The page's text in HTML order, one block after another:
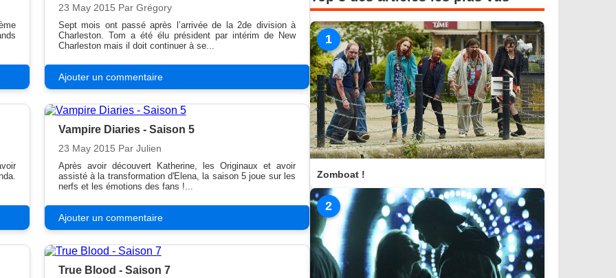
23 May 2015 Par Grégory
Sept mois ont passé après l’arrivée de la 2de division à
Charleston. Tom a été élu président par intérim de New
Charleston mais il doit continuer à se...
Ajouter un commentaire
Vampire Diaries - Saison 5
23 May 2015 Par Julien
Après avoir découvert Katherine, les Originaux et avoir
assisté à la transformation d'Elena, la saison 5 joue sur les
nerfs et les émotions des fans !...
Ajouter un commentaire
True Blood - Saison 7
1
Zomboat !
2